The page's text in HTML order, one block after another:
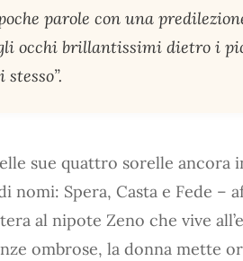
parole con una
occhi brillantissimi dietro i
sue quattro sorelle ancora
nomi: Spera, Casta e Fede –
al nipote Zeno che vive
ombrose, la donna mette